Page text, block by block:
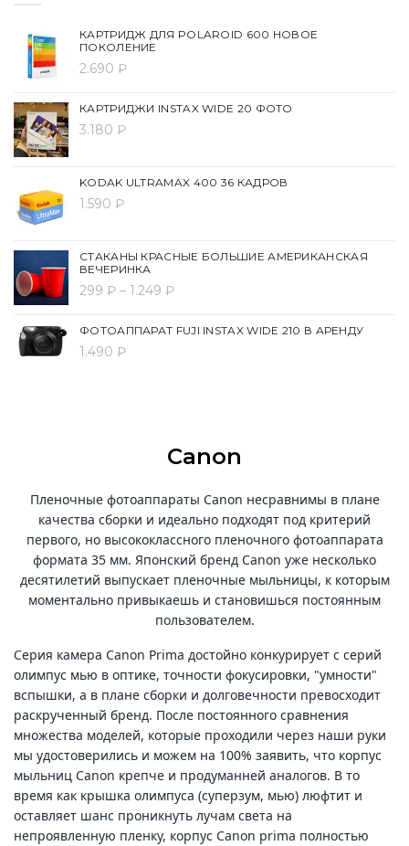
КАРТРИДЖ ДЛЯ POLAROID 600 НОВОЕ
ПОКОЛЕНИЕ
2.690 ₽
КАРТРИДЖИ INSTAX WIDE 20 ФОТО
3.180 ₽
KODAK ULTRAMAX 400 36 КАДРОВ
1.590 ₽
СТАКАНЫ КРАСНЫЕ БОЛЬШИЕ АМЕРИКАНСКАЯ
ВЕЧЕРИНКА
299 ₽ – 1.249 ₽
ФОТОАППАРАТ FUJI INSTAX WIDE 210 В АРЕНДУ
1.490 ₽
Canon
Пленочные фотоаппараты Canon несравнимы в плане
качества сборки и идеально подходят под критерий
первого, но высококлассного пленочного фотоаппарата
формата 35 мм. Японский бренд Canon уже несколько
десятилетий выпускает пленочные мыльницы, к которым
моментально привыкаешь и становишься постоянным
пользователем.
Серия камера Canon Prima достойно конкурирует с серий
олимпус мью в оптике, точности фокусировки, "умности"
вспышки, а в плане сборки и долговечности превосходит
раскрученный бренд. После постоянного сравнения
множества моделей, которые проходили через наши руки
мы удостоверились и можем на 100% заявить, что корпус
мыльниц Canon крепче и продуманней аналогов. В то
время как крышка олимпуса (суперзум, мью) люфтит и
оставляет шанс проникнуть лучам света на
непроявленную пленку, корпус Canon prima полностью